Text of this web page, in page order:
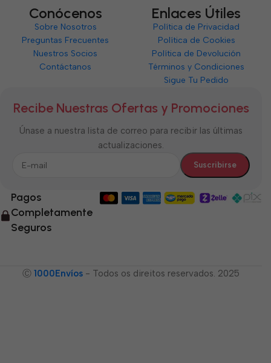
Conócenos
Sobre Nosotros
Preguntas Frecuentes
Nuestros Socios
Contáctanos
Enlaces Útiles
Política de Privacidad
Política de Cookies
Política de Devolución
Términos y Condiciones
Sigue Tu Pedido
Recibe Nuestras Ofertas y Promociones
Únase a nuestra lista de correo para recibir las últimas
actualizaciones.
Pagos
Completamente
Seguros
Ⓒ 1000Envíos - Todos os direitos reservados. 2025